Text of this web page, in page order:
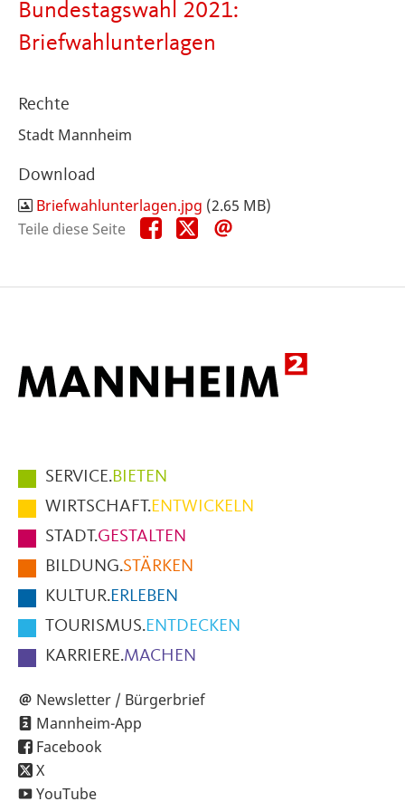
Bundestagswahl 2021:
Briefwahlunterlagen
Rechte
Stadt Mannheim
Download
Briefwahlunterlagen.jpg (2.65 MB)
Teile diese Seite
Teile
diese
Teile
diese
Hauptmenüpunkte
im
Fußbereich
der
Seite
SERVICE.BIETEN
WIRTSCHAFT.ENTWICKELN
STADT.GESTALTEN
BILDUNG.STÄRKEN
KULTUR.ERLEBEN
TOURISMUS.ENTDECKEN
KARRIERE.MACHEN
Newsletter / Bürgerbrief
Mannheim-App
Facebook
X
YouTube